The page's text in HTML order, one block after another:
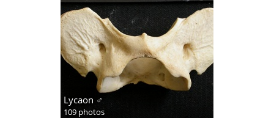
Lycaon ♂
109 photos